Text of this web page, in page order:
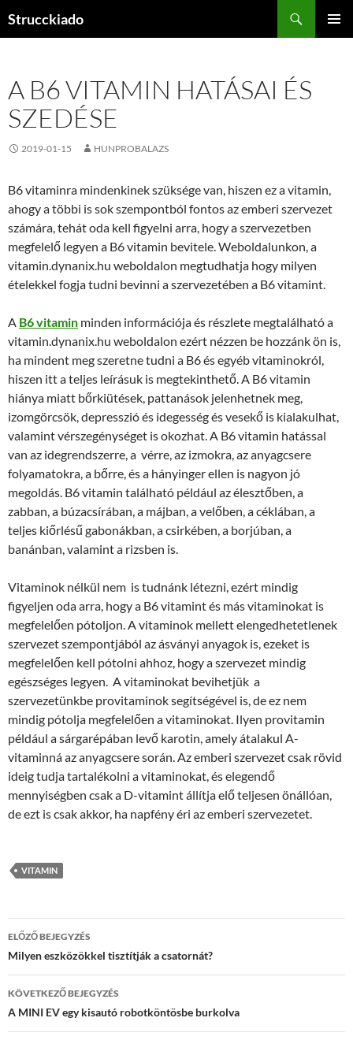
Strucckiado
A B6 VITAMIN HATÁSAI ÉS
SZEDÉSE
2019-01-15 HUNPROBALAZS
B6 vitaminra mindenkinek szüksége van, hiszen ez a vitamin,
ahogy a többi is sok szempontból fontos az emberi szervezet
számára, tehát oda kell figyelni arra, hogy a szervezetben
megfelelő legyen a B6 vitamin bevitele. Weboldalunkon, a
vitamin.dynanix.hu weboldalon megtudhatja hogy milyen
ételekkel fogja tudni bevinni a szervezetében a B6 vitamint.
A B6 vitamin minden információja és részlete megtalálható a
vitamin.dynanix.hu weboldalon ezért nézzen be hozzánk ön is,
ha mindent meg szeretne tudni a B6 és egyéb vitaminokról,
hiszen itt a teljes leírásuk is megtekinthető. A B6 vitamin
hiánya miatt bőrkiütések, pattanások jelenhetnek meg,
izomgörcsök, depresszió és idegesség és vesekő is kialakulhat,
valamint vérszegénységet is okozhat. A B6 vitamin hatással
van az idegrendszerre, a vérre, az izmokra, az anyagcsere
folyamatokra, a bőrre, és a hányinger ellen is nagyon jó
megoldás. B6 vitamin található például az élesztőben, a
zabban, a búzacsírában, a májban, a velőben, a céklában, a
teljes kiőrlésű gabonákban, a csirkében, a borjúban, a
banánban, valamint a rizsben is.
Vitaminok nélkül nem is tudnánk létezni, ezért mindig
figyeljen oda arra, hogy a B6 vitamint és más vitaminokat is
megfelelően pótoljon. A vitaminok mellett elengedhetetlenek
szervezet szempontjából az ásványi anyagok is, ezeket is
megfelelően kell pótolni ahhoz, hogy a szervezet mindig
egészséges legyen. A vitaminokat bevihetjük a
szervezetünkbe provitaminok segítségével is, de ez nem
mindig pótolja megfelelően a vitaminokat. Ilyen provitamin
például a sárgarépában levő karotin, amely átalakul A-
vitaminná az anyagcsere során. Az emberi szervezet csak rövid
ideig tudja tartalékolni a vitaminokat, és elegendő
mennyiségben csak a D-vitamint állítja elő teljesen önállóan,
de ezt is csak akkor, ha napfény éri az emberi szervezetet.
VITAMIN
Bejegyzések
navigációja
ELŐZŐ BEJEGYZÉS
Milyen eszközökkel tisztítják a csatornát?
KÖVETKEZŐ BEJEGYZÉS
A MINI EV egy kisautó robotköntösbe burkolva